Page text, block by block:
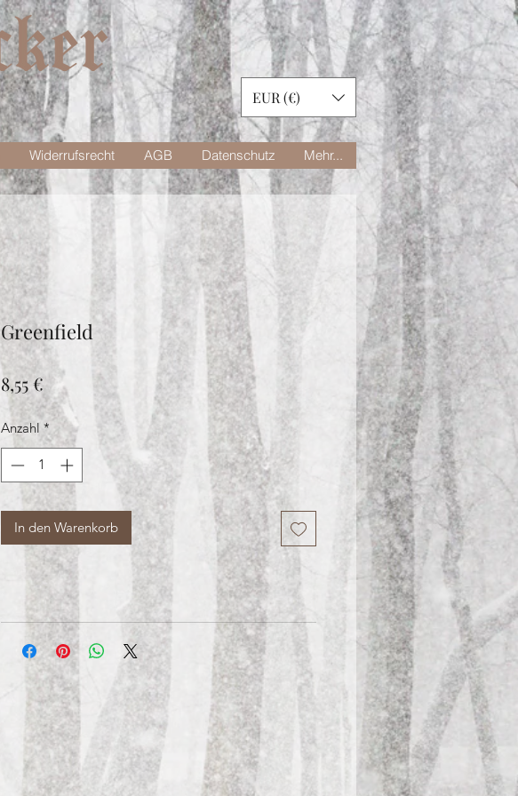
EUR (€)
Widerrufsrecht AGB Datenschutz Mehr...
Greenfield
8,55 €Preis
Anzahl *
In den Warenkorb